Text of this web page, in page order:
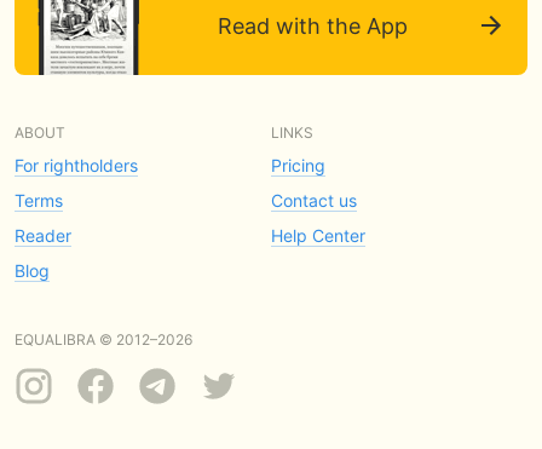
Read with the App
ABOUT
For rightholders
Terms
Reader
Blog
LINKS
Pricing
Contact us
Help Center
EQUALIBRA © 2012–2026